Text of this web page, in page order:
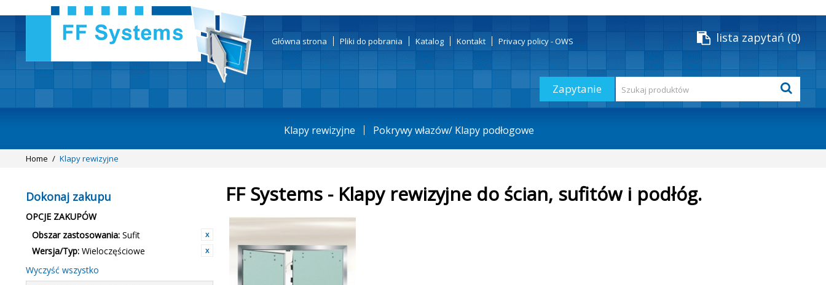
Główna strona Pliki do pobrania Katalog Kontakt Privacy policy - OWS lista zapytań 0
Klapy rewizyjne Pokrywy włazów/ Klapy podłogowe
Zapytanie
Home / Klapy rewizyjne
Dokonaj zakupu
OPCJE ZAKUPÓW
Obszar zastosowania: Sufit
Wersja/Typ: Wieloczęściowe
Wyczyść wszystko
FF Systems - Klapy rewizyjne do ścian, sufitów i podłóg.